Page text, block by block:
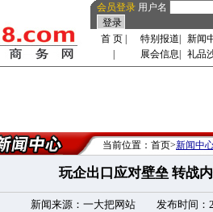
会员登录 用户名
首 页 特别报道
新闻
展会信息 礼品
当前位置：首页>新闻中
玩企出口应对壁垒 转战
新闻来源：一大把网站 发布时间